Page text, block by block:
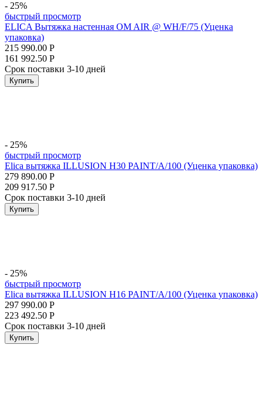
- 25%
быстрый просмотр
ELICA Вытяжка настенная OM AIR @ WH/F/75 (Уценка
упаковка)
215 990.00 Р
161 992.50 Р
Срок поставки 3-10 дней
Купить
- 25%
быстрый просмотр
Elica вытяжка ILLUSION H30 PAINT/A/100 (Уценка упаковка)
279 890.00 Р
209 917.50 Р
Срок поставки 3-10 дней
Купить
- 25%
быстрый просмотр
Elica вытяжка ILLUSION H16 PAINT/A/100 (Уценка упаковка)
297 990.00 Р
223 492.50 Р
Срок поставки 3-10 дней
Купить